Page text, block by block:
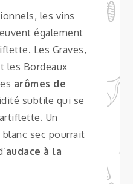
les vins
également
Les Graves,
les Bordeaux
arômes de
subtile qui se
Un
sec pourrait
audace à la